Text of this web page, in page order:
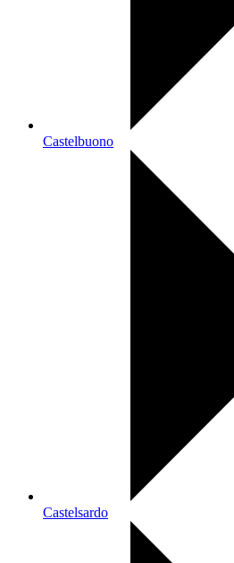
Castelbuono
Castelsardo